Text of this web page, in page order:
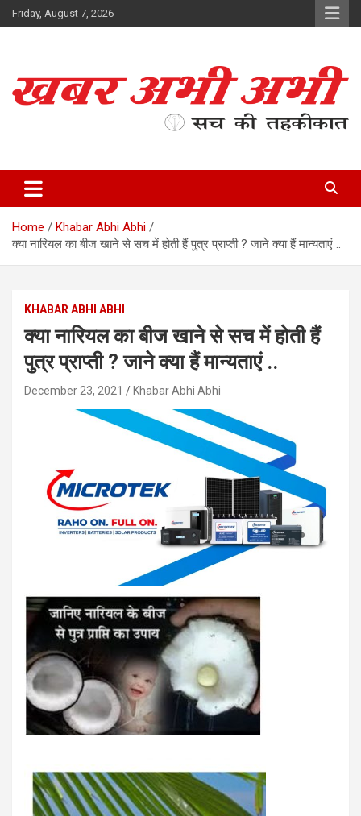
Skip
to
Friday, August 7, 2026
Home
Khabar Abhi Abhi
क्या नारियल का बीज खाने से सच में होती हैं पुत्र प्राप्ती ? जाने क्या हैं मान्यताएं ..
KHABAR ABHI ABHI
क्या नारियल का बीज खाने से सच में होती हैं
पुत्र प्राप्ती ? जाने क्या हैं मान्यताएं ..
December 23, 2021 Khabar Abhi Abhi